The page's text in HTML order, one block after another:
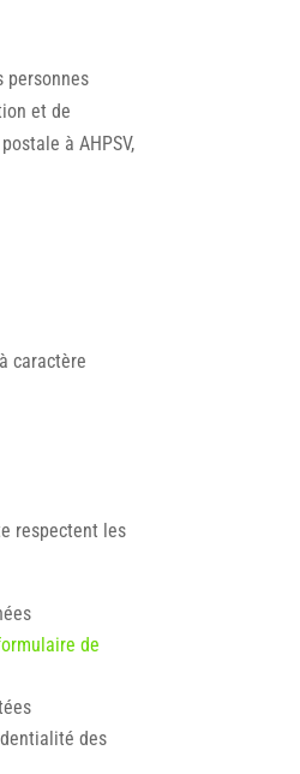
personnes
et de
à AHPSV,
caractère
respectent les
de
des